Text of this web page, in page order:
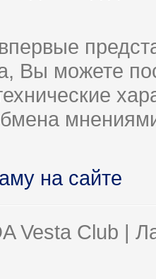
Вы можете
на сайте
Vesta Club |